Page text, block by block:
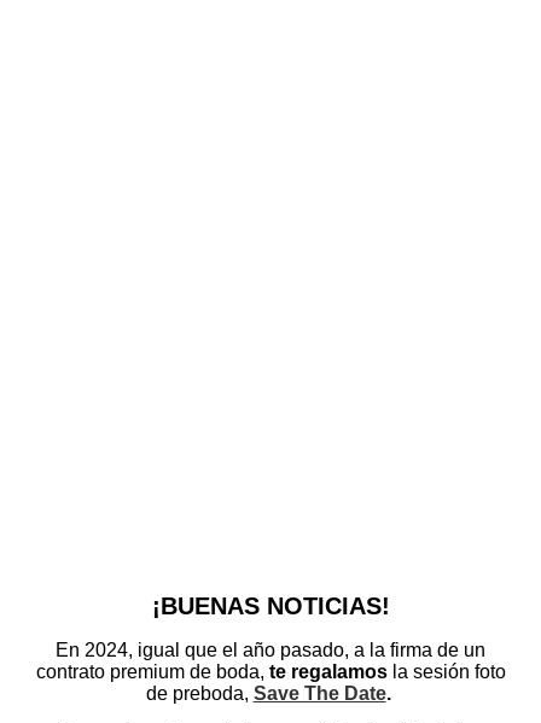
¡BUENAS NOTICIAS!
En 2024, igual que el año pasado, a la firma de un
contrato premium de boda, te regalamosla sesión foto
de preboda, Save The Date.